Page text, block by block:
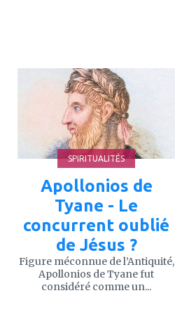
SPIRITUALITÉS
Apollonios de
Tyane - Le
concurrent oublié
de Jésus ?
Figure méconnue de l’Antiquité,
Apollonios de Tyane fut
considéré comme un...